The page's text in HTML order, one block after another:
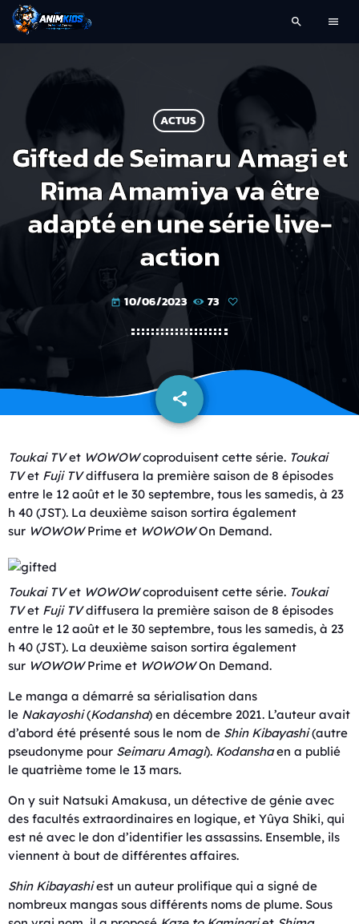
search menu
ACTUS
Gifted de Seimaru Amagi et
Rima Amamiya va être
adapté en une série live-
action
today 10/06/2023 73
share
email
Toukai TVet WOWOWcoproduisent cette série. Toukai
TVet Fuji TVdiffusera la première saison de 8 épisodes
entre le 12 août et le 30 septembre, tous les samedis, à 23
h 40 (JST). La deuxième saison sortira également
sur WOWOWPrime et WOWOWOn Demand.
Toukai TVet WOWOWcoproduisent cette série. Toukai
TVet Fuji TVdiffusera la première saison de 8 épisodes
entre le 12 août et le 30 septembre, tous les samedis, à 23
h 40 (JST). La deuxième saison sortira également
sur WOWOWPrime et WOWOWOn Demand.
Le manga a démarré sa sérialisation dans
le Nakayoshi(Kodansha) en décembre 2021. L’auteur avait
d’abord été présenté sous le nom de Shin Kibayashi(autre
pseudonyme pour Seimaru Amagi). Kodanshaen a publié
le quatrième tome le 13 mars.
On y suit Natsuki Amakusa, un détective de génie avec
des facultés extraordinaires en logique, et Yûya Shiki, qui
est né avec le don d’identifier les assassins. Ensemble, ils
viennent à bout de différentes affaires.
Shin Kibayashiest un auteur prolifique qui a signé de
nombreux mangas sous différents noms de plume. Sous